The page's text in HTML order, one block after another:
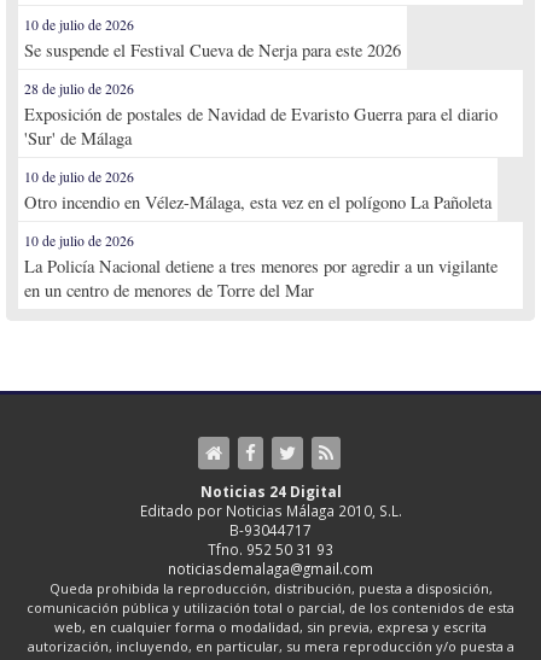
10 de julio de 2026
Se suspende el Festival Cueva de Nerja para este 2026
28 de julio de 2026
Exposición de postales de Navidad de Evaristo Guerra para el diario
'Sur' de Málaga
10 de julio de 2026
Otro incendio en Vélez-Málaga, esta vez en el polígono La Pañoleta
10 de julio de 2026
La Policía Nacional detiene a tres menores por agredir a un vigilante
en un centro de menores de Torre del Mar
Noticias 24 Digital
Editado por Noticias Málaga 2010, S.L.
B-93044717
Tfno. 952 50 31 93
noticiasdemalaga@gmail.com
Queda prohibida la reproducción, distribución, puesta a disposición,
comunicación pública y utilización total o parcial, de los contenidos de esta
web, en cualquier forma o modalidad, sin previa, expresa y escrita
autorización, incluyendo, en particular, su mera reproducción y/o puesta a